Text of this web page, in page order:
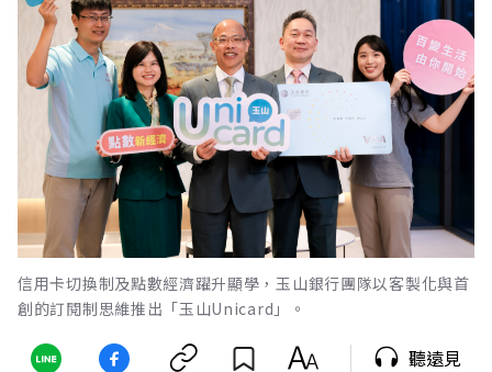
信用卡切換制及點數經濟躍升顯學，玉山銀行團隊以客製化與首
創的訂閱制思維推出「玉山Unicard」。
聽遠見